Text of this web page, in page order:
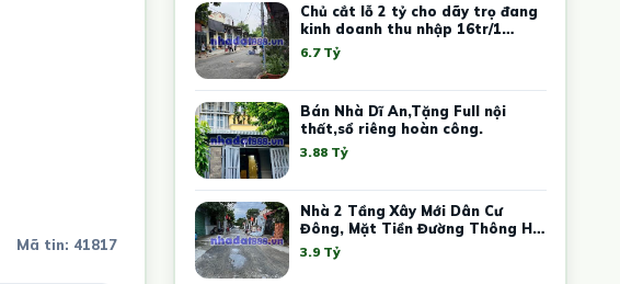
Mã tin: 41817
Chủ cắt lỗ 2 tỷ cho dãy trọ đang
kinh doanh thu nhập 16tr/1
tháng
6.7 Tỷ
Bán Nhà Dĩ An,Tặng Full nội
thất,sổ riêng hoàn công.
3.88 Tỷ
Nhà 2 Tầng Xây Mới Dân Cư
Đông, Mặt Tiền Đường Thông Hai
Đầu, F An Phú, Tphcm.
3.9 Tỷ